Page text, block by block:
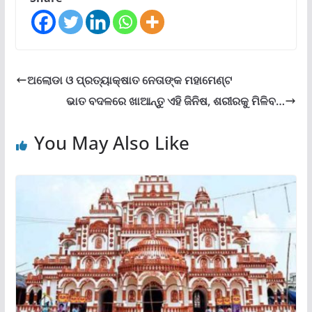
ଅଲୋଡା ଓ ପ୍ରତ୍ୟାକ୍ଷାତ ନେତାଙ୍କ ମହାମେଣ୍ଟ
ଭାତ ବଦଳରେ ଖାଆନ୍ତୁ ଏହି ଜିନିଷ, ଶରୀରକୁ ମିଳିବ…
You May Also Like